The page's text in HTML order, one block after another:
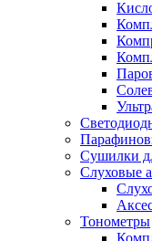
Сушилки
Слуховые
Тонометры